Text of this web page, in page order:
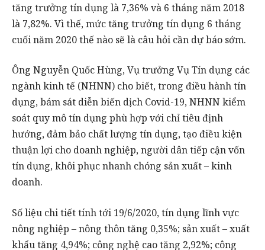
tăng trưởng tín dụng là 7,36% và 6 tháng năm 2018
là 7,82%. Vì thế, mức tăng trưởng tín dụng 6 tháng
cuối năm 2020 thế nào sẽ là câu hỏi cần dự báo sớm.
Ông Nguyễn Quốc Hùng, Vụ trưởng Vụ Tín dụng các
ngành kinh tế (NHNN) cho biết, trong điều hành tín
dụng, bám sát diễn biến dịch Covid-19, NHNN kiểm
soát quy mô tín dụng phù hợp với chỉ tiêu định
hướng, đảm bảo chất lượng tín dụng, tạo điều kiện
thuận lợi cho doanh nghiệp, người dân tiếp cận vốn
tín dụng, khôi phục nhanh chóng sản xuất – kinh
doanh.
Số liệu chi tiết tính tới 19/6/2020, tín dụng lĩnh vực
nông nghiệp – nông thôn tăng 0,35%; sản xuất – xuất
khẩu tăng 4,94%; công nghệ cao tăng 2,92%; công